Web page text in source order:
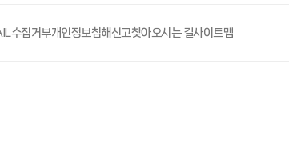
수집거부개인정보침해신고찾아오시는 길사이트맵